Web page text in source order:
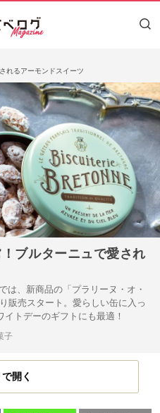
れるアーモンドスイーツ
ブルターニュで愛され
は、新商品の「プラリーヌ・オ・
販売スタート。愛らしい缶に入っ
トデーのギフトにも最適！
子
開く